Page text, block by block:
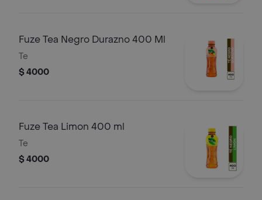
Fuze Tea Negro Durazno 400 Ml
Te
$ 4000
Fuze Tea Limon 400 ml
Te
$ 4000